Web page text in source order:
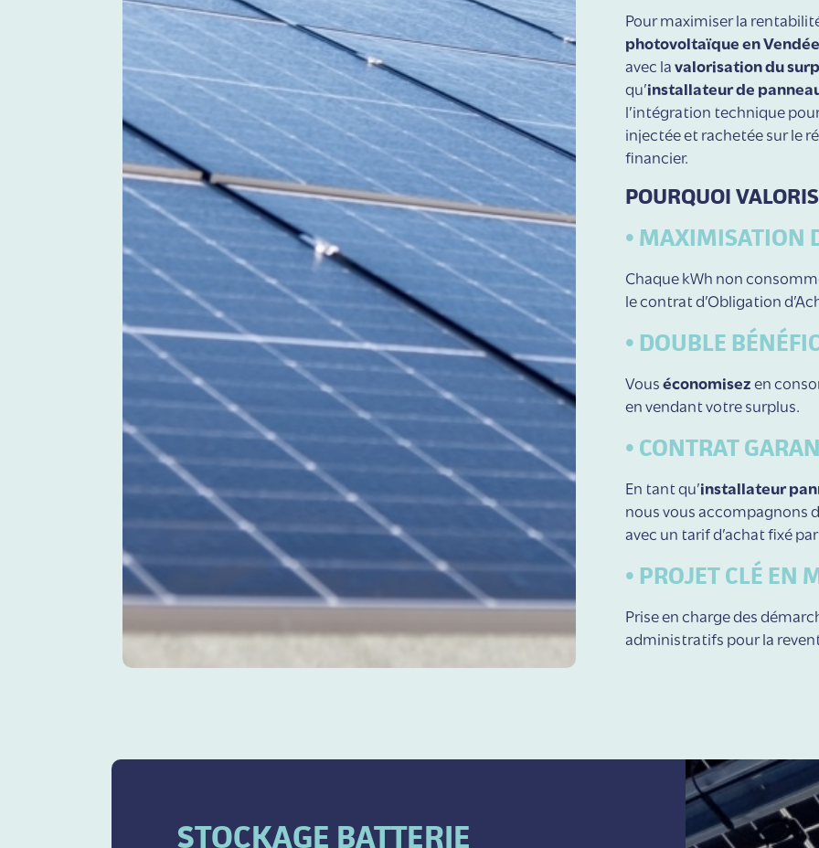
Pour maximiser la
photovoltaïque en Vendée
avec lavalorisation du
qu’installateur de
l’intégration technique
injectée et rachetée sur le
financier.
POURQUOI
• MAXIMISATION
Chaque kWh non
le contrat d’Obligation
• DOUBLE
Vouséconomisezen
en vendant votre surplus.
• CONTRAT
En tant qu’installateur
nous vous accompagnons
avec un tarif d’achat fixé
• PROJET CLÉ EN
Prise en charge des
administratifs pour la
STOCKAGE BATTERIE